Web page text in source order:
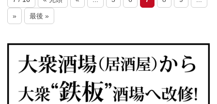
» 最後 »